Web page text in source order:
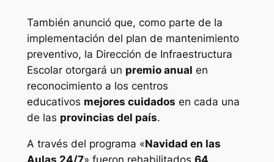
También anunció que, como parte de la
implementación del plan de mantenimiento
preventivo, la Dirección de Infraestructura
Escolar otorgará un premio anual en
reconocimiento a los centros
educativos mejores cuidados en cada una
de las provincias del país.
A través del programa «Navidad en las